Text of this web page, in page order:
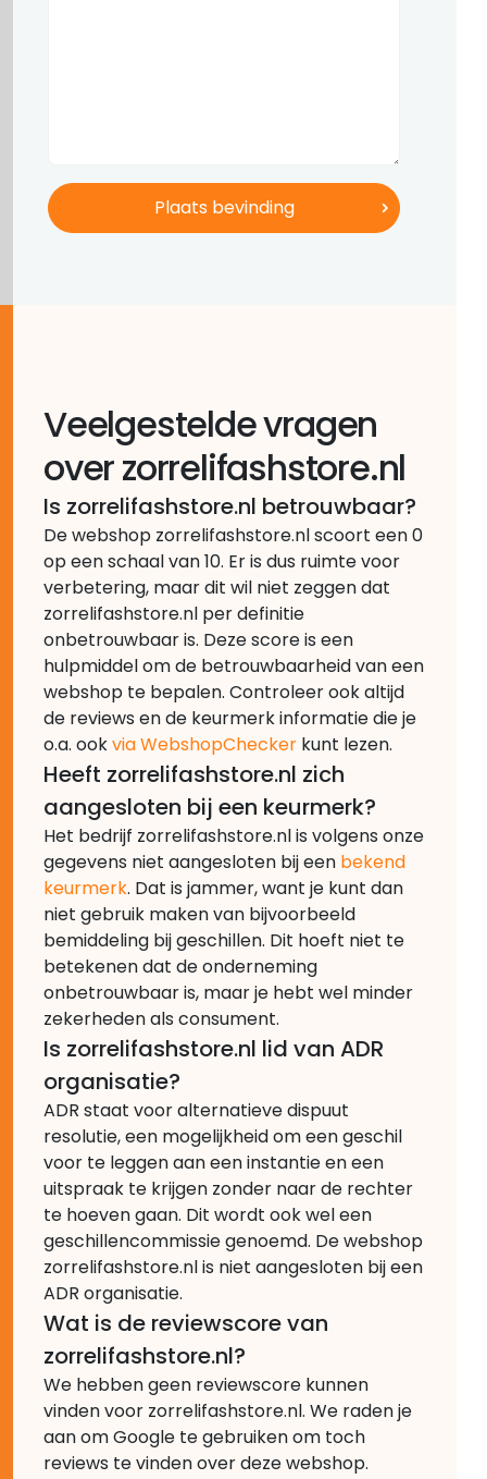
Veelgestelde vragen
over zorrelifashstore.nl
Is zorrelifashstore.nl betrouwbaar?
De webshop zorrelifashstore.nl scoort een 0
op een schaal van 10. Er is dus ruimte voor
verbetering, maar dit wil niet zeggen dat
zorrelifashstore.nl per definitie
onbetrouwbaar is. Deze score is een
hulpmiddel om de betrouwbaarheid van een
webshop te bepalen. Controleer ook altijd
de reviews en de keurmerk informatie die je
o.a. ookvia WebshopChecker kunt lezen.
Heeft zorrelifashstore.nl zich
aangesloten bij een keurmerk?
Het bedrijf zorrelifashstore.nl is volgens onze
gegevens niet aangesloten bij een bekend
keurmerk. Dat is jammer, want je kunt dan
niet gebruik maken van bijvoorbeeld
bemiddeling bij geschillen. Dit hoeft niet te
betekenen dat de onderneming
onbetrouwbaar is, maar je hebt wel minder
zekerheden als consument.
Is zorrelifashstore.nl lid van ADR
organisatie?
ADR staat voor alternatieve dispuut
resolutie, een mogelijkheid om een geschil
voor te leggen aan een instantie en een
uitspraak te krijgen zonder naar de rechter
te hoeven gaan. Dit wordt ook wel een
geschillencommissie genoemd. De webshop
zorrelifashstore.nl is niet aangesloten bij een
ADR organisatie.
Wat is de reviewscore van
zorrelifashstore.nl?
We hebben geen reviewscore kunnen
vinden voor zorrelifashstore.nl. We raden je
aan om Google te gebruiken om toch
reviews te vinden over deze webshop.